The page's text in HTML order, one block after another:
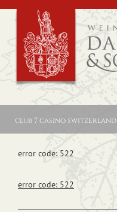
club 7 casino switzerland
error code: 522
error code: 522